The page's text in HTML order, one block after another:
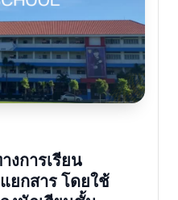
งการเรียน
ยกสาร โดยใช้